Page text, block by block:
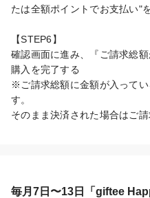
たは全額ポイントでお支払い"
【STEP6】
確認画面に進み、『ご請求総
購入を完了する
※ご請求総額に金額が入って
す。
そのまま決済された場合はご
毎月7日〜13日「giftee